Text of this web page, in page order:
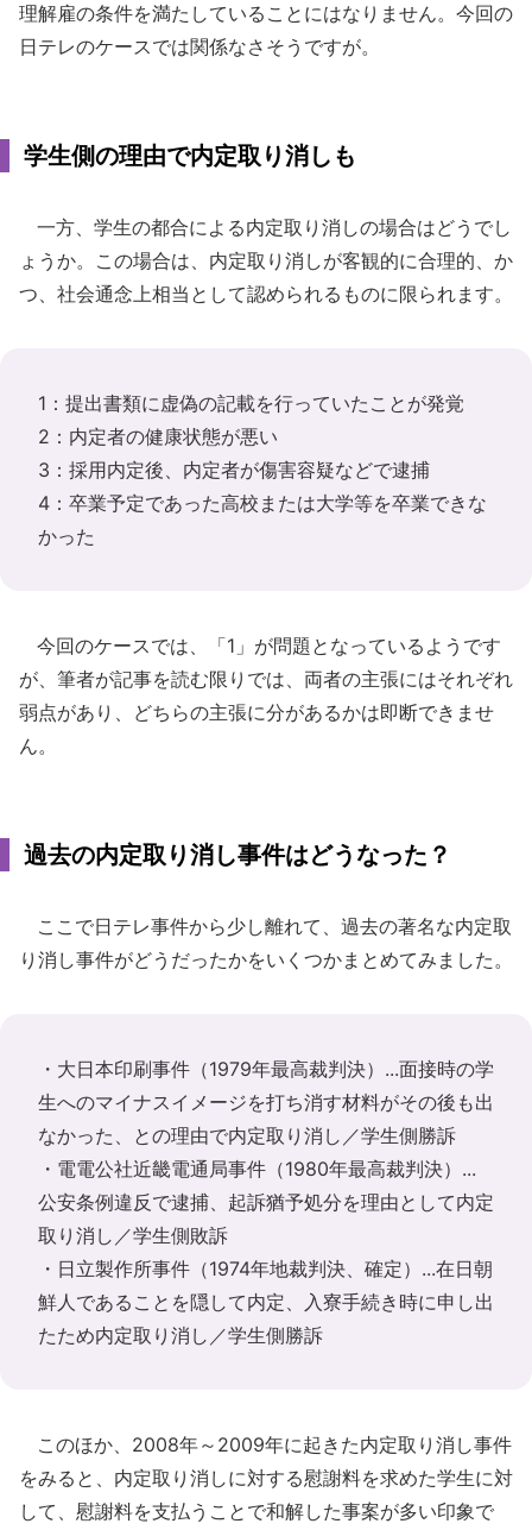
理解雇の条件を満たしていることにはなりません。今回の
日テレのケースでは関係なさそうですが。
学生側の理由で内定取り消しも
一方、学生の都合による内定取り消しの場合はどうでし
ょうか。この場合は、内定取り消しが客観的に合理的、か
つ、社会通念上相当として認められるものに限られます。
1：提出書類に虚偽の記載を行っていたことが発覚
2：内定者の健康状態が悪い
3：採用内定後、内定者が傷害容疑などで逮捕
4：卒業予定であった高校または大学等を卒業できな
かった
今回のケースでは、「1」が問題となっているようです
が、筆者が記事を読む限りでは、両者の主張にはそれぞれ
弱点があり、どちらの主張に分があるかは即断できませ
ん。
過去の内定取り消し事件はどうなった？
ここで日テレ事件から少し離れて、過去の著名な内定取
り消し事件がどうだったかをいくつかまとめてみました。
・大日本印刷事件（1979年最高裁判決）...面接時の学
生へのマイナスイメージを打ち消す材料がその後も出
なかった、との理由で内定取り消し／学生側勝訴
・電電公社近畿電通局事件（1980年最高裁判決）...
公安条例違反で逮捕、起訴猶予処分を理由として内定
取り消し／学生側敗訴
・日立製作所事件（1974年地裁判決、確定）...在日朝
鮮人であることを隠して内定、入寮手続き時に申し出
たため内定取り消し／学生側勝訴
このほか、2008年～2009年に起きた内定取り消し事件
をみると、内定取り消しに対する慰謝料を求めた学生に対
して、慰謝料を支払うことで和解した事案が多い印象で